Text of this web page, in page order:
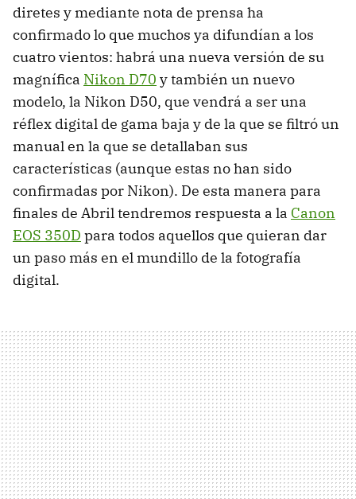
diretes y mediante nota de prensa ha
confirmado lo que muchos ya difundían a los
cuatro vientos: habrá una nueva versión de su
magnífica Nikon D70 y también un nuevo
modelo, la Nikon D50, que vendrá a ser una
réflex digital de gama baja y de la que se filtró un
manual en la que se detallaban sus
características (aunque estas no han sido
confirmadas por Nikon). De esta manera para
finales de Abril tendremos respuesta a la Canon
EOS 350D para todos aquellos que quieran dar
un paso más en el mundillo de la fotografía
digital.